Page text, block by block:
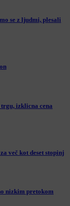
se z ljudmi, plesali
izklicna cena
več kot deset stopinj
nizkim pretokom